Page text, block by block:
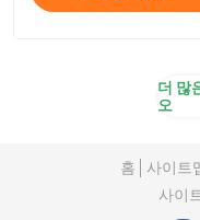
더 많
오
홈 사이트
사이